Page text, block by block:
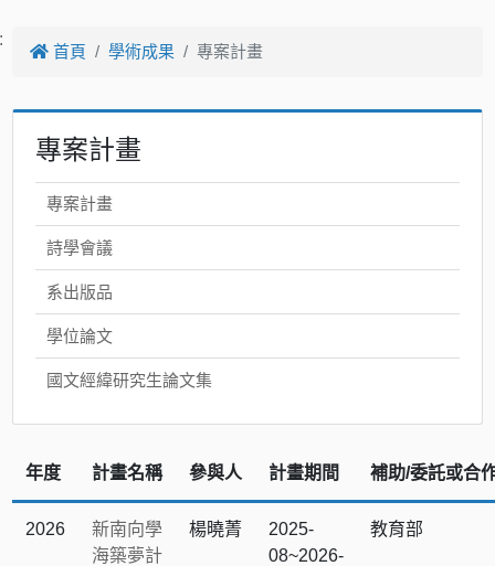
首頁 學術成果 專案計畫
專案計畫
專案計畫
詩學會議
系出版品
學位論文
國文經緯研究生論文集
年度 計畫名稱 參與人 計畫期間 補助/委託或合
2026
新南向學
海築夢計
楊曉菁
2025-
08~2026-
教育部